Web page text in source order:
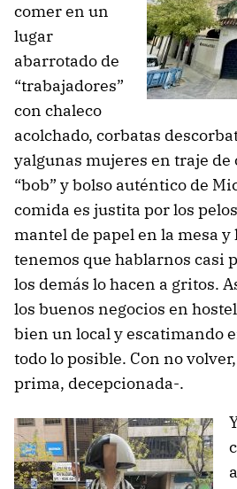
comer en un
lugar
abarrotado de
“trabajadores”
con chaleco
acolchado, corbatas
yalgunas mujeres en traje de
“bob” y bolso auténtico de
comida es justita por los
mantel de papel en la mesa
tenemos que hablarnos casi
los demás lo hacen a gritos.
los buenos negocios en
bien un local y escatimando
todo lo posible. Con no
prima, decepcionada-.